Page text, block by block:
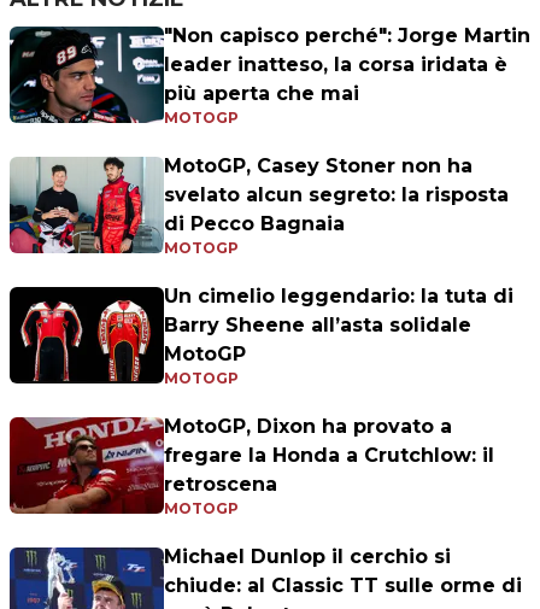
"Non capisco perché": Jorge Martin
leader inatteso, la corsa iridata è
più aperta che mai
MOTOGP
MotoGP, Casey Stoner non ha
svelato alcun segreto: la risposta
di Pecco Bagnaia
MOTOGP
Un cimelio leggendario: la tuta di
Barry Sheene all’asta solidale
MotoGP
MOTOGP
MotoGP, Dixon ha provato a
fregare la Honda a Crutchlow: il
retroscena
MOTOGP
Michael Dunlop il cerchio si
chiude: al Classic TT sulle orme di